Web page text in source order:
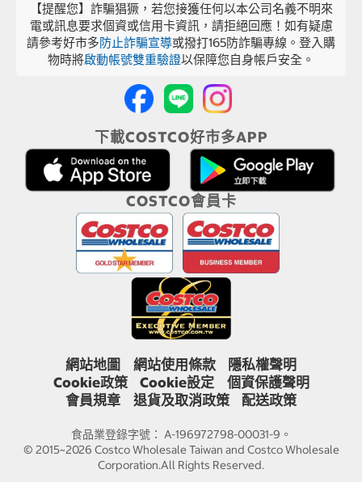
【提醒您】詐騙猖獗，若您接獲任何以本公司名義不明來
電或訊息要求個資或信用卡資訊，請拒絕回應！如有疑慮
請參考好市多防止詐騙宣導或撥打165防詐騙專線。登入購
物時將啟動帳號雙重驗證以保障您自身帳戶安全。
下載COSTCO好市多APP
COSTCO會員卡
網站地圖 網站使用條款
隱私權聲明
Cookie政策
Cookie設定
個資保護聲明
會員規章
退貨及取消政策 配送政策
食品業登錄字號： A-196972798-00031-9。
© 2015~2026 Costco Wholesale Taiwan and Costco Wholesale
Corporation.All Rights Reserved.